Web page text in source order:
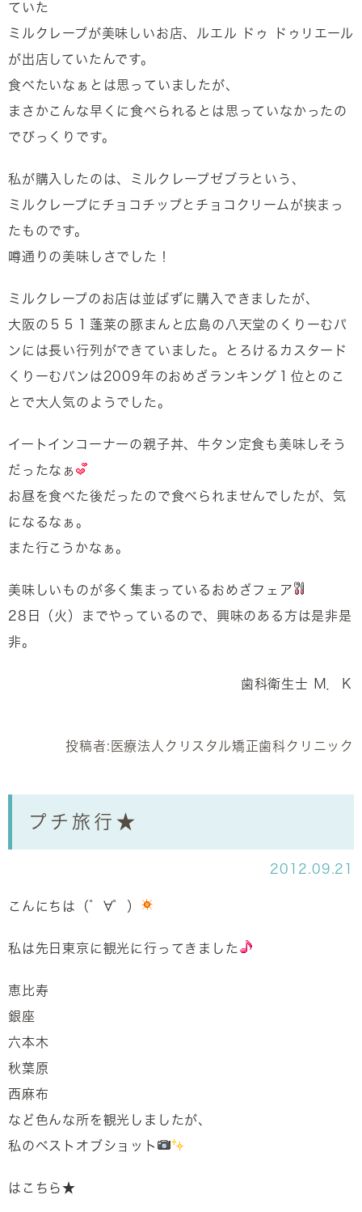
ていた
ミルクレープが美味しいお店、ルエル ドゥ ドゥリエール
が出店していたんです。
食べたいなぁとは思っていましたが、
まさかこんな早くに食べられるとは思っていなかったの
でびっくりです。
私が購入したのは、ミルクレープゼブラという、
ミルクレープにチョコチップとチョコクリームが挟まっ
たものです。
噂通りの美味しさでした！
ミルクレープのお店は並ばずに購入できましたが、
大阪の５５１蓬莱の豚まんと広島の八天堂のくりーむパ
ンには長い行列ができていました。とろけるカスタード
くりーむパンは2009年のおめざランキング１位とのこ
とで大人気のようでした。
イートインコーナーの親子丼、牛タン定食も美味しそう
だったなぁ
お昼を食べた後だったので食べられませんでしたが、気
になるなぁ。
また行こうかなぁ。
美味しいものが多く集まっているおめざフェア
28日（火）までやっているので、興味のある方は是非是
非。
歯科衛生士 Ｍ．Ｋ
投稿者: 医療法人クリスタル矯正歯科クリニック
プチ旅行★
2012.09.21
こんにちは（゜∀゜）
私は先日東京に観光に行ってきました
恵比寿
銀座
六本木
秋葉原
西麻布
など色んな所を観光しましたが、
私のベストオブショット
はこちら★